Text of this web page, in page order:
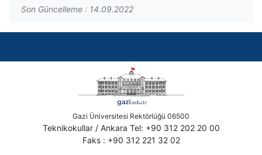
Son Güncelleme : 14.09.2022
Gazi Üniversitesi Rektörlüğü 06500
Teknikokullar / Ankara Tel: +90 312 202 20 00
Faks : +90 312 221 32 02